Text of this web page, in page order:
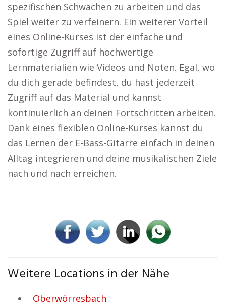
spezifischen Schwächen zu arbeiten und das
Spiel weiter zu verfeinern. Ein weiterer Vorteil
eines Online-Kurses ist der einfache und
sofortige Zugriff auf hochwertige
Lernmaterialien wie Videos und Noten. Egal, wo
du dich gerade befindest, du hast jederzeit
Zugriff auf das Material und kannst
kontinuierlich an deinen Fortschritten arbeiten.
Dank eines flexiblen Online-Kurses kannst du
das Lernen der E-Bass-Gitarre einfach in deinen
Alltag integrieren und deine musikalischen Ziele
nach und nach erreichen.
Weitere Locations in der Nähe
Oberwörresbach